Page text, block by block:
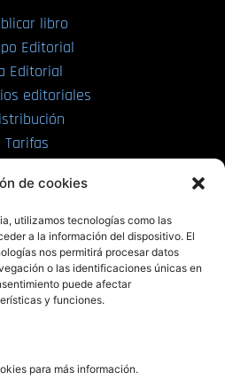
de cookies
utilizamos tecnologías como las
a la información del dispositivo. El
nos permitirá procesar datos
o las identificaciones únicas en
puede afectar
y funciones.
para más información.
libro
Editorial
Editorial
editoriales
Tarifas
| Films
| Play
| LAB